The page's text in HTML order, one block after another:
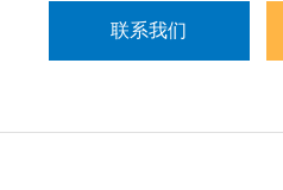
联系我们